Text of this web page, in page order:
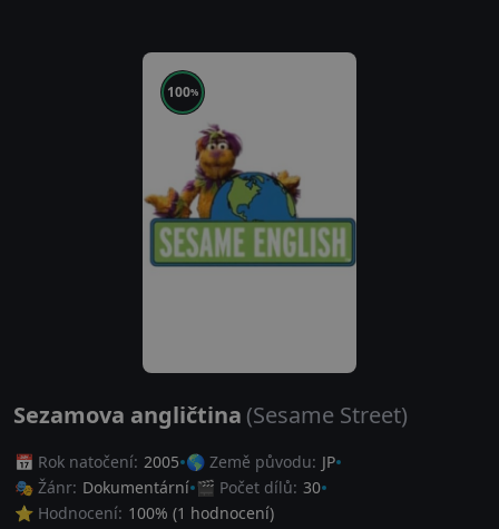
100%
Sezamova angličtina (Sesame Street)
📅 Rok natočení: 2005 🌎 Země původu: JP
🎭 Žánr: Dokumentární 🎬 Počet dílů: 30
⭐ Hodnocení: 100% (1 hodnocení)